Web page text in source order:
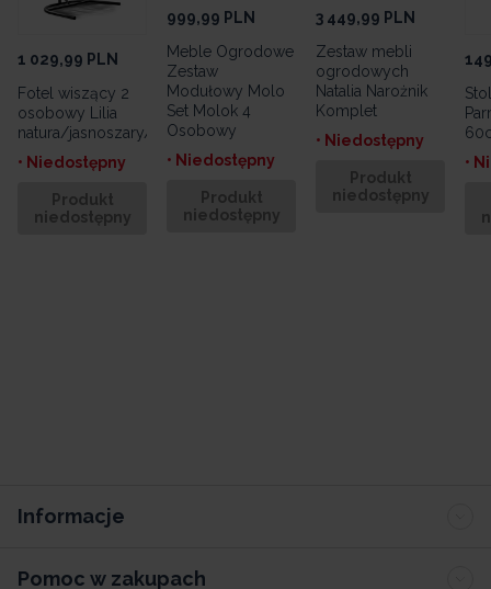
1 029,99 PLN
Fotel wiszący 2
osobowy Lilia
natura/jasnoszary/antracytowy
• Niedostępny
Produkt
niedostępny
999,99 PLN
Meble Ogrodowe
Zestaw
Modułowy Molo
Set Molok 4
Osobowy
• Niedostępny
Produkt
niedostępny
3 449,99 PLN
Zestaw mebli
ogrodowych
Natalia Narożnik
Komplet
• Niedostępny
Produkt
niedostępny
•
Informacje
Pomoc w zakupach